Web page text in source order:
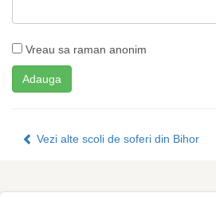
Vreau sa raman anonim
Vezi alte scoli de soferi din Bihor